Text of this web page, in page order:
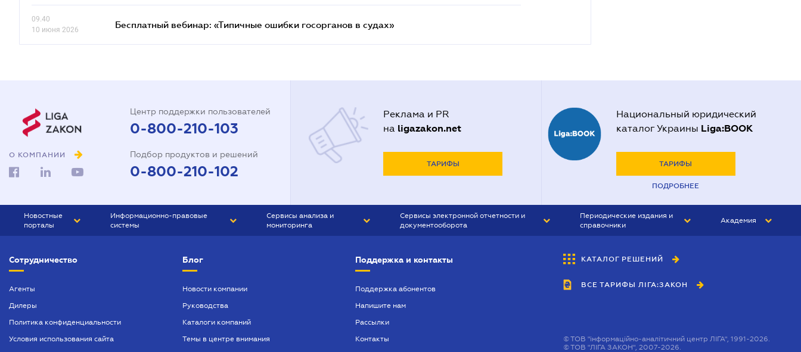
09.40
10 июня 2026
Бесплатный вебинар: «Типичные ошибки госорганов в судах»
О КОМПАНИИ
Центр поддержки пользователей
0-800-210-103
Подбор продуктов и решений
0-800-210-102
Реклама и PR
на ligazakon.net
ТАРИФЫ
Национальный юридический
каталог Украины Liga:BOOK
ТАРИФЫ
ПОДРОБНЕЕ
Новостные
порталы
БИЗНЕС
Информационно-правовые
системы
БУХГАЛТЕР ПРОФ
ЮРИСТ ПРОФ
Сервисы анализа и
мониторинга
Сервисы электронной отчетности и
документооборота
Периодические издания и
справочники
БУХГАЛТЕР&ЗАКОН
ВЕСТНИК МСФО
Академия
Сотрудничество
Агенты
Дилеры
Политика конфиденциальности
Условия использования сайта
Блог
Новости компании
Руководства
Каталоги компаний
Темы в центре внимания
Поддержка и контакты
Поддержка абонентов
Напишите нам
Рассылки
Контакты
КАТАЛОГ РЕШЕНИЙ
ВСЕ ТАРИФЫ ЛІГА:ЗАКОН
©ТОВ "інформаційно-аналітичний центр ЛІГА", 1991-2026.
©ТОВ "ЛІГА ЗАКОН", 2007-2026.